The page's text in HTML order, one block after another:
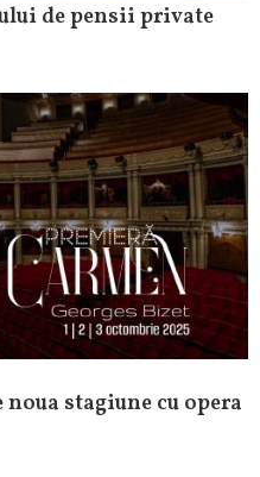
de pensii private
stagiune cu opera